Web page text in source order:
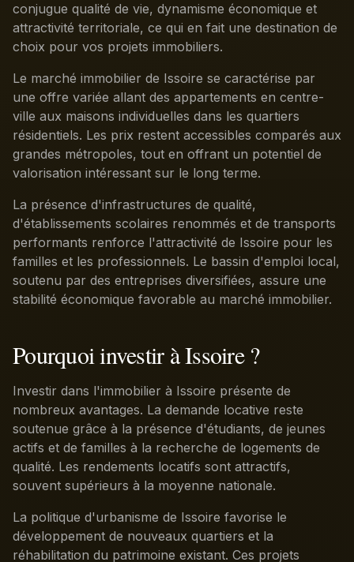
conjugue qualité de vie, dynamisme économique et
attractivité territoriale, ce qui en fait une destination de
choix pour vos projets immobiliers.
Le marché immobilier de Issoire se caractérise par
une offre variée allant des appartements en centre-
ville aux maisons individuelles dans les quartiers
résidentiels. Les prix restent accessibles comparés aux
grandes métropoles, tout en offrant un potentiel de
valorisation intéressant sur le long terme.
La présence d'infrastructures de qualité,
d'établissements scolaires renommés et de transports
performants renforce l'attractivité de Issoire pour les
familles et les professionnels. Le bassin d'emploi local,
soutenu par des entreprises diversifiées, assure une
stabilité économique favorable au marché immobilier.
Pourquoi investir à Issoire ?
Investir dans l'immobilier à Issoire présente de
nombreux avantages. La demande locative reste
soutenue grâce à la présence d'étudiants, de jeunes
actifs et de familles à la recherche de logements de
qualité. Les rendements locatifs sont attractifs,
souvent supérieurs à la moyenne nationale.
La politique d'urbanisme de Issoire favorise le
développement de nouveaux quartiers et la
réhabilitation du patrimoine existant. Ces projets